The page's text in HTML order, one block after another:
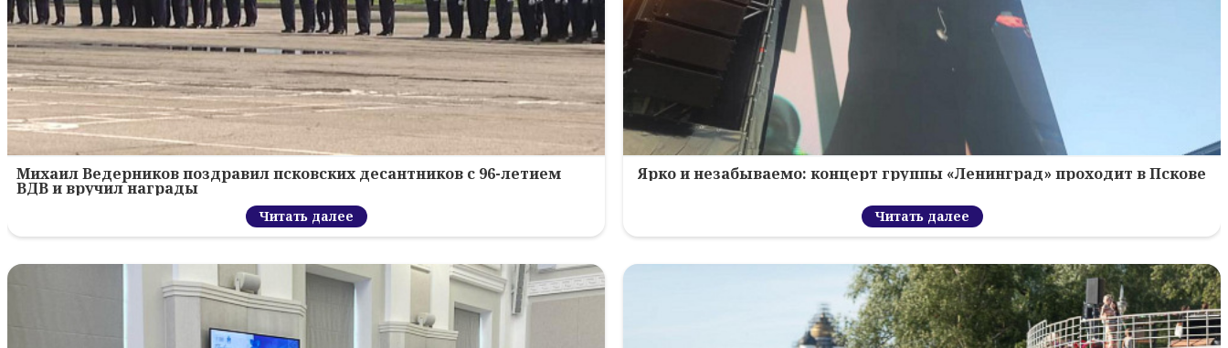
Михаил Ведерников поздравил псковских десантников с 96-летием
ВДВ и вручил награды
Читать далее
Ярко и незабываемо: концерт группы «Ленинград» проходит в Пскове
Читать далее